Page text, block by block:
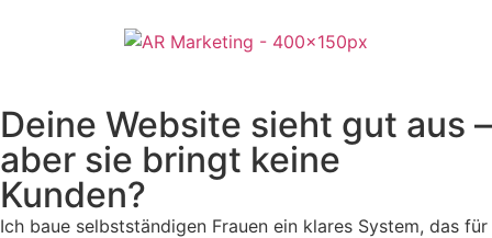
Deine Website sieht gut aus –
aber sie bringt keine
Kunden?
Ich baue selbstständigen Frauen ein klares System, das für